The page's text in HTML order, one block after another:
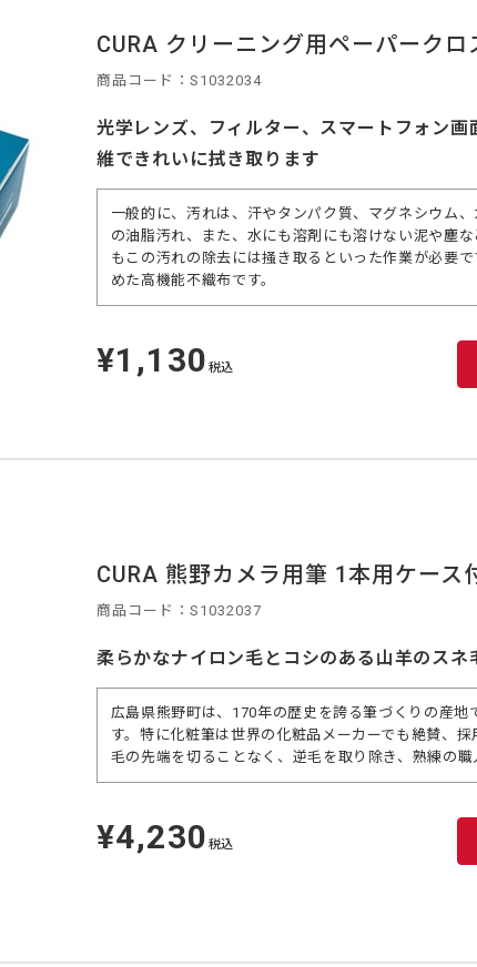
CURA クリーニング用ペーパーク
商品コード：S1032034
光学レンズ、フィルター、スマートフォン
維できれいに拭き取ります
一般的に、汚れは、汗やタンパク質、マグネシウム
の油脂汚れ、また、水にも溶剤にも溶けない泥や塵
もこの汚れの除去には掻き取るといった作業が必要
めた高機能不織布です。
定
価
¥1,130 税込
CURA 熊野カメラ用筆 1本用ケース
商品コード：S1032037
柔らかなナイロン毛とコシのある山羊のスネ
広島県熊野町は、170年の歴史を誇る筆づくりの産
す。特に化粧筆は世界の化粧品メーカーでも絶賛、採
毛の先端を切ることなく、逆毛を取り除き、熟練の
定
価
¥4,230 税込